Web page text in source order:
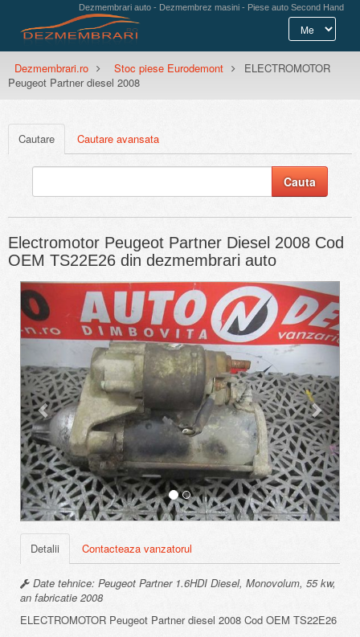
Dezmembrari auto - Dezmembrez masini - Piese auto Second Hand
Dezmembrari.ro Stoc piese Eurodemont
ELECTROMOTOR
Peugeot Partner diesel 2008
Cautare Cautare avansata
Electromotor Peugeot Partner Diesel 2008 Cod
OEM TS22E26 din dezmembrari auto
Previous Next
Detalii Contacteaza vanzatorul
Date tehnice: Peugeot Partner 1.6HDI Diesel, Monovolum, 55 kw,
an fabricatie 2008
ELECTROMOTOR Peugeot Partner diesel 2008 Cod OEM TS22E26